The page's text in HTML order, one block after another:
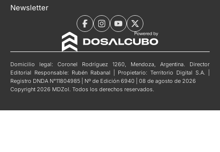
Newsletter
Domicilio legal: Coronel Rodríguez 1260, Mendoza, Argentina. Director
Editorial Responsable: Rubén Rabanal | Propietario: Territorio Digital S.A. |
Registro DNDA N°11804985 | Nº de Edición 6940 | 08 de agosto de 2026
Copyright 2026 MDZol. Todos los derechos reservados.